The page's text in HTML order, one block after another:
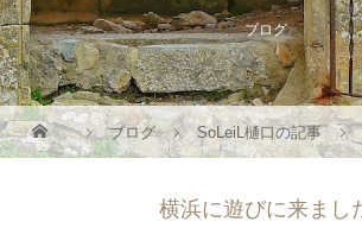
ブログ
ブログ SoLeiL樋口の記事
横浜に遊びに来まし